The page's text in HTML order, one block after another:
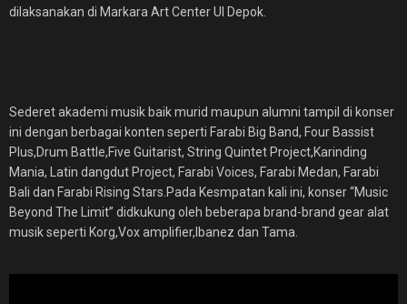
dilaksanakan di Markara Art Center UI Depok.
Sederet akademi musik baik murid maupun alumni tampil di konser
ini dengan berbagai konten seperti Farabi Big Band, Four Bassist
Plus,Drum Battle,Five Guitarist, String Quintet Project,Karinding
Mania, Latin dangdut Project, Farabi Voices, Farabi Medan, Farabi
Bali dan Farabi Rising Stars.Pada Kesmpatan kali ini, konser “Music
Beyond The Limit” didkukung oleh beberapa brand-brand gear alat
musik seperti Korg,Vox amplifier,Ibanez dan Tama.